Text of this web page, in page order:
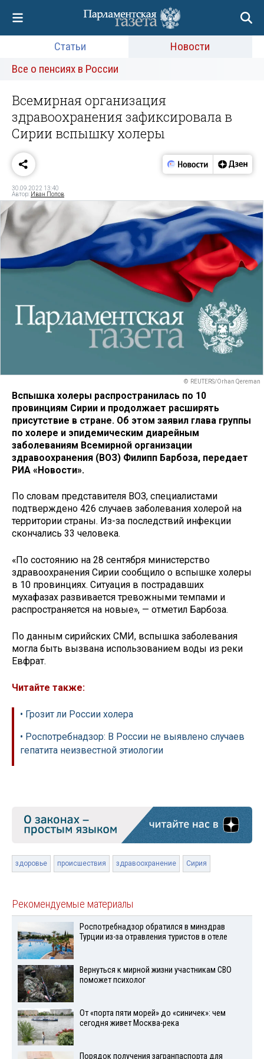
Статьи
Новости
Все о пенсиях в России
Всемирная организация
здравоохранения зафиксировала в
Сирии вспышку холеры
30.09.2022 13:40
Автор: Иван Попов
© REUTERS/Orhan Qereman
Вспышка холеры распространилась по 10
провинциям Сирии и продолжает расширять
присутствие в стране. Об этом заявил глава группы
по холере и эпидемическим диарейным
заболеваниям Всемирной организации
здравоохранения (ВОЗ) Филипп Барбоза, передает
РИА «Новости».
По словам представителя ВОЗ, специалистами
подтверждено 426 случаев заболевания холерой на
территории страны. Из-за последствий инфекции
скончались 33 человека.
«По состоянию на 28 сентября министерство
здравоохранения Сирии сообщило о вспышке холеры
в 10 провинциях. Ситуация в пострадавших
мухафазах развивается тревожными темпами и
распространяется на новые», — отметил Барбоза.
По данным сирийских СМИ, вспышка заболевания
могла быть вызвана использованием воды из реки
Евфрат.
Читайте также:
• Грозит ли России холера
• Роспотребнадзор: В России не выявлено случаев
гепатита неизвестной этиологии
здоровье происшествия здравоохранение Сирия
Рекомендуемые материалы
Роспотребнадзор обратился в минздрав
Турции из-за отравления туристов в отеле
Вернуться к мирной жизни участникам СВО
поможет психолог
От «порта пяти морей» до «синичек»: чем
сегодня живет Москва-река
Порядок получения загранпаспорта для